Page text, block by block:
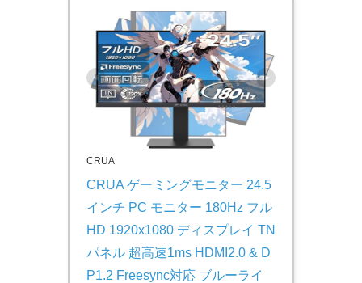
CRUA
CRUA ゲーミングモニター 24.5
インチ PC モニター 180Hz フル
HD 1920x1080 ディスプレイ TN
パネル 超高速1ms HDMI2.0 & D
P1.2 Freesync対応 ブルーライ